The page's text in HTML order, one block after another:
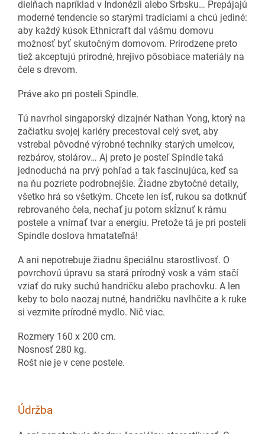
dielňach napríklad v Indonézii alebo Srbsku… Prepájajú
moderné tendencie so starými tradíciami a chcú jediné:
aby každý kúsok Ethnicraft dal vášmu domovu
možnosť byť skutočným domovom. Prirodzene preto
tiež akceptujú prírodné, hrejivo pôsobiace materiály na
čele s drevom.
Práve ako pri posteli Spindle.
Tú navrhol singaporský dizajnér Nathan Yong, ktorý na
začiatku svojej kariéry precestoval celý svet, aby
vstrebal pôvodné výrobné techniky starých umelcov,
rezbárov, stolárov… Aj preto je posteľ Spindle taká
jednoduchá na prvý pohľad a tak fascinujúca, keď sa
na ňu pozriete podrobnejšie. Žiadne zbytočné detaily,
všetko hrá so všetkým. Chcete len ísť, rukou sa dotknúť
rebrovaného čela, nechať ju potom skĺznuť k rámu
postele a vnímať tvar a energiu. Pretože tá je pri posteli
Spindle doslova hmatateľná!
A ani nepotrebuje žiadnu špeciálnu starostlivosť. O
povrchovú úpravu sa stará prírodný vosk a vám stačí
vziať do ruky suchú handričku alebo prachovku. A len
keby to bolo naozaj nutné, handričku navlhčite a k ruke
si vezmite prírodné mydlo. Nič viac.
Rozmery 160 x 200 cm.
Nosnosť 280 kg.
Rošt nie je v cene postele.
Údržba